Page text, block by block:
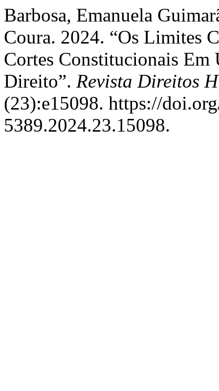
Barbosa, Emanuela
Coura. 2024. “Os Limites
Cortes Constitucionais Em
Direito”. Revista Direitos
(23):e15098. https://
5389.2024.23.15098.